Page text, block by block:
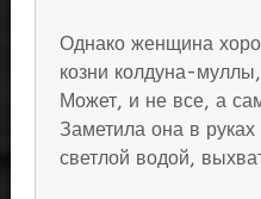
Однако женщина
козни колдуна-
Может, и не все, а
Заметила она в руках
светлой водой,